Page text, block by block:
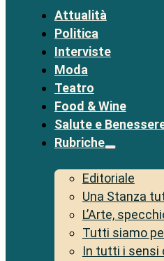
Attualità
Politica
Interviste
Moda
Teatro
Food & Wine
Salute e
Rubriche
Editoriale
Una Stanza
L’Arte,
Tutti siamo
In tutti i sensi